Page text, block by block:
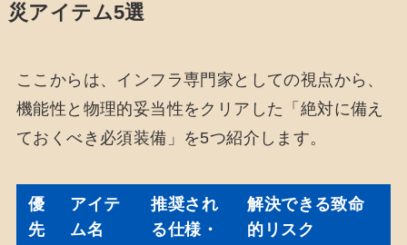
災アイテム5選
ここからは、インフラ専門家としての視点から、
機能性と物理的妥当性をクリアした「絶対に備え
ておくべき必須装備」を5つ紹介します。
優
先
アイテ
ム名
推奨され
る仕様・
解決できる致命
的リスク